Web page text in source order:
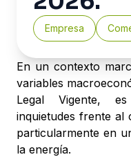
Empresa
En un contexto
variables
Legal Vigente,
inquietudes frente al
particularmente en
la energía.